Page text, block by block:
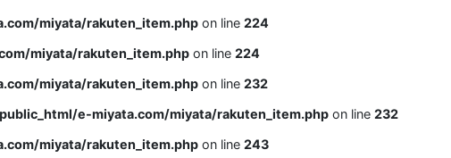
miyata/rakuten_item.php on line 224
miyata/rakuten_item.php on line 224
miyata/rakuten_item.php on line 232
e-miyata.com/miyata/rakuten_item.php on line 232
miyata/rakuten_item.php on line 243